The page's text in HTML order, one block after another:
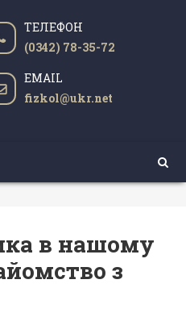
ТЕЛЕФОН
(0342) 78-35-72
EMAIL
fizkol@ukr.net
в нашому
з